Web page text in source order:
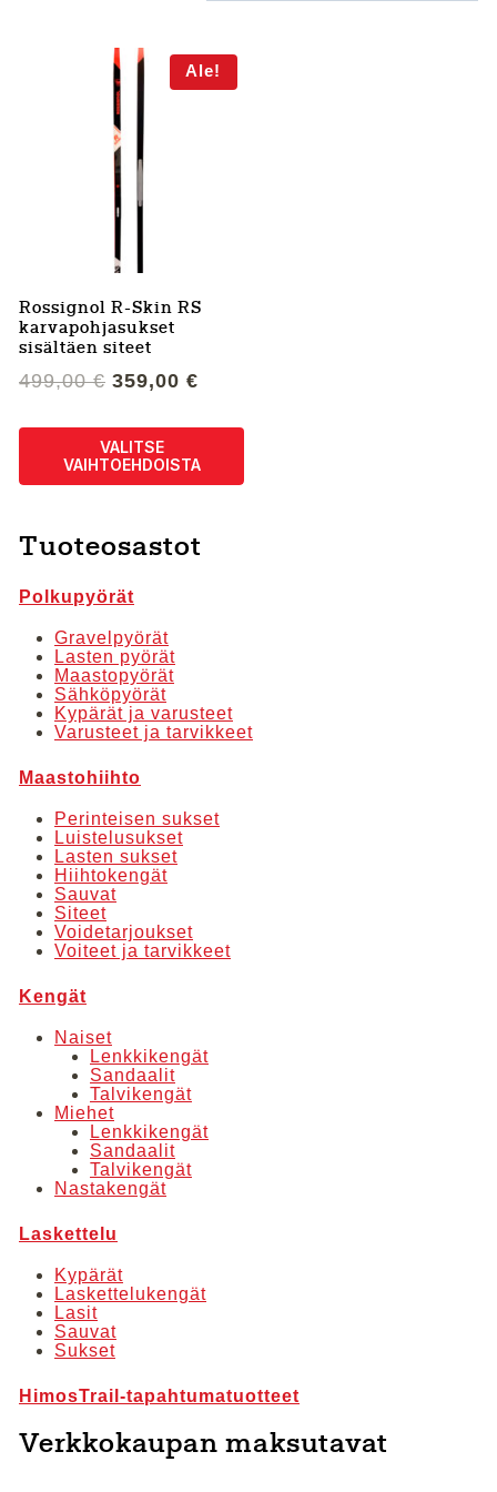
Ale!
Rossignol R-Skin RS
karvapohjasukset
sisältäen siteet
499,00€ Alkuperäinen
oli:
499,00 €.
359,00 €
on:
359,00 €.
VALITSE
VAIHTOEHDOISTA
on
muunnelma.
Voit
tehdä
valinnat
tuotteen
sivulla.
Tuoteosastot
Polkupyörät
Gravelpyörät
Lasten pyörät
Maastopyörät
Sähköpyörät
Kypärät ja varusteet
Varusteet ja tarvikkeet
Maastohiihto
Perinteisen sukset
Luistelusukset
Lasten sukset
Hiihtokengät
Sauvat
Siteet
Voidetarjoukset
Voiteet ja tarvikkeet
Kengät
Naiset
Lenkkikengät
Sandaalit
Talvikengät
Miehet
Lenkkikengät
Sandaalit
Talvikengät
Nastakengät
Laskettelu
Kypärät
Laskettelukengät
Lasit
Sauvat
Sukset
HimosTrail-tapahtumatuotteet
Verkkokaupan maksutavat